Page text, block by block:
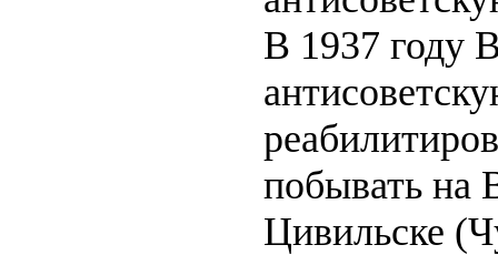
В 1937 году
побывать на
Цивильске